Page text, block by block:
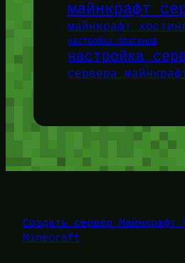
майнкрафт
майнкрафт
настройка плагинов
настройка
сервера
Создать сервер Майнкрафт
Minecraft